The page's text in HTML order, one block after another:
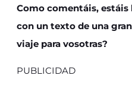
Como comentáis, estáis
con un texto de una
viaje para vosotras?
PUBLICIDAD